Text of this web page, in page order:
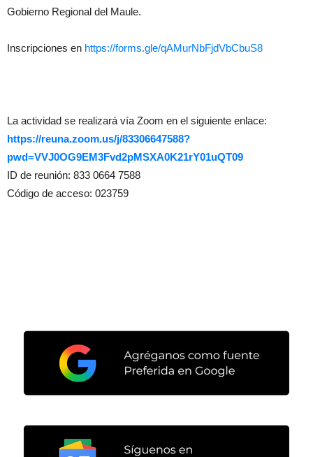
Gobierno Regional del Maule.
Inscripciones en https://forms.gle/qAMurNbFjdVbCbuS8
La actividad se realizará vía Zoom en el siguiente enlace:
https://reuna.zoom.us/j/83306647588?
pwd=VVJ0OG9EM3Fvd2pMSXA0K21rY01uQT09
ID de reunión: 833 0664 7588
Código de acceso: 023759